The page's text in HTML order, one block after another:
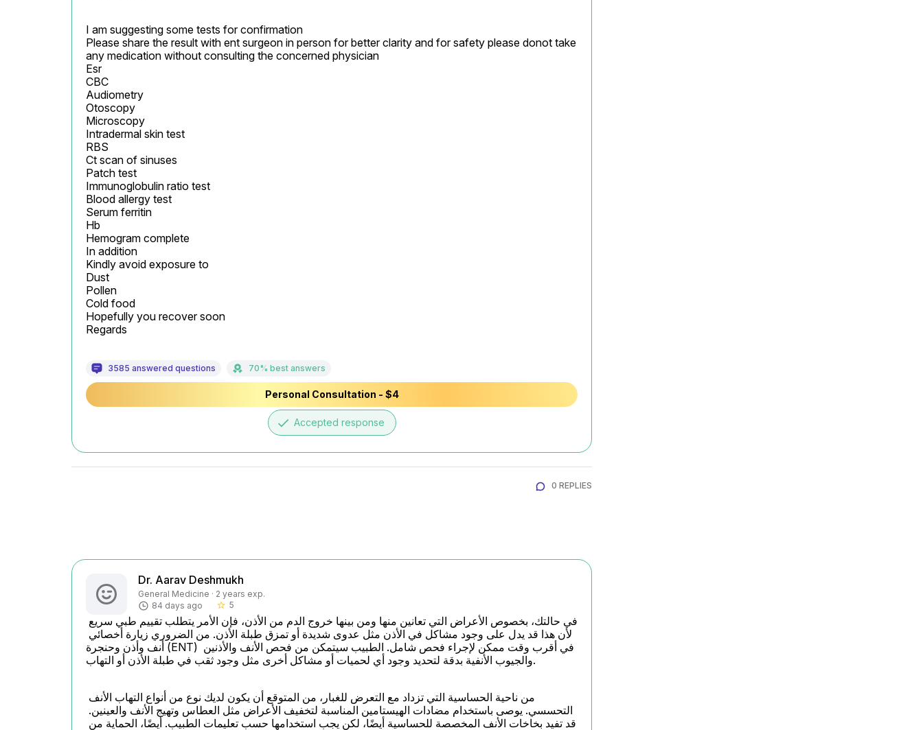
I am suggesting some tests for confirmation
Please share the result with ent surgeon in person for better clarity and for safety please donot take
any medication without consulting the concerned physician
Esr
CBC
Audiometry
Otoscopy
Microscopy
Intradermal skin test
RBS
Ct scan of sinuses
Patch test
Immunoglobulin ratio test
Blood allergy test
Serum ferritin
Hb
Hemogram complete
In addition
Kindly avoid exposure to
Dust
Pollen
Cold food
Hopefully you recover soon
Regards
3585 answered questions 70% best answers
Personal Consultation - $4
done Accepted response
0 REPLIES
Dr. Aarav Deshmukh
General Medicine · 2 years exp.
84 days ago
star_border 5
أنف وأذن وحنجرة (ENT) في أقرب وقت ممكن لإجراء فحص شامل. الطبيب سيتمكن من فحص الأنف والأذنين
والجيوب الأنفية بدقة لتحديد وجود أي لحميات أو مشاكل أخرى مثل وجود ثقب في طبلة الأذن أو التهاب.